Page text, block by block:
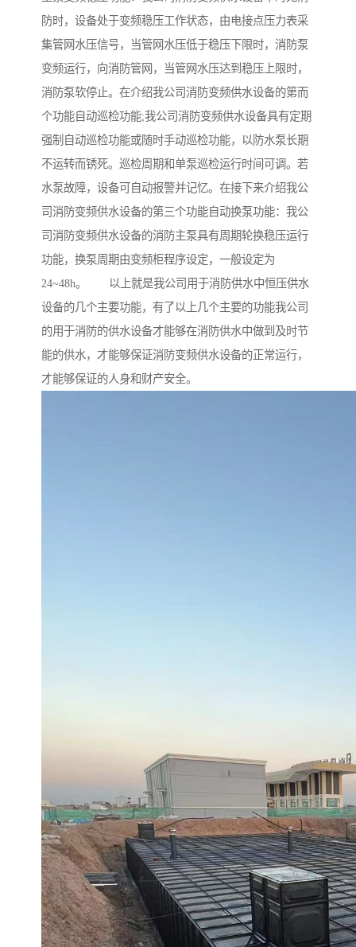
防时，设备处于变频稳压工作状态，由电接点压力表采
集管网水压信号，当管网水压低于稳压下限时，消防泵
变频运行，向消防管网，当管网水压达到稳压上限时，
消防泵软停止。在介绍我公司消防变频供水设备的第而
个功能自动巡检功能;我公司消防变频供水设备具有定期
强制自动巡检功能或随时手动巡检功能，以防水泵长期
不运转而锈死。巡检周期和单泵巡检运行时间可调。若
水泵故障，设备可自动报警并记忆。在接下来介绍我公
司消防变频供水设备的第三个功能自动换泵功能：我公
司消防变频供水设备的消防主泵具有周期轮换稳压运行
功能，换泵周期由变频柜程序设定，一般设定为
24~48h。 以上就是我公司用于消防供水中恒压供水
设备的几个主要功能，有了以上几个主要的功能我公司
的用于消防的供水设备才能够在消防供水中做到及时节
能的供水，才能够保证消防变频供水设备的正常运行，
才能够保证的人身和财产安全。